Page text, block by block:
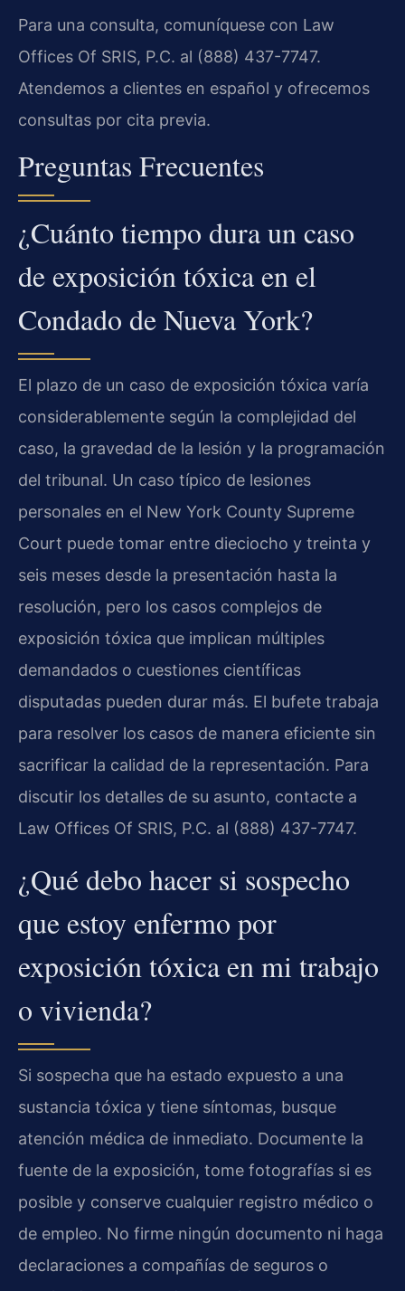
Para una consulta, comuníquese con Law
Offices Of SRIS, P.C. al (888) 437-7747.
Atendemos a clientes en español y ofrecemos
consultas por cita previa.
Preguntas Frecuentes
¿Cuánto tiempo dura un caso
de exposición tóxica en el
Condado de Nueva York?
El plazo de un caso de exposición tóxica varía
considerablemente según la complejidad del
caso, la gravedad de la lesión y la programación
del tribunal. Un caso típico de lesiones
personales en el New York County Supreme
Court puede tomar entre dieciocho y treinta y
seis meses desde la presentación hasta la
resolución, pero los casos complejos de
exposición tóxica que implican múltiples
demandados o cuestiones científicas
disputadas pueden durar más. El bufete trabaja
para resolver los casos de manera eficiente sin
sacrificar la calidad de la representación. Para
discutir los detalles de su asunto, contacte a
Law Offices Of SRIS, P.C. al (888) 437-7747.
¿Qué debo hacer si sospecho
que estoy enfermo por
exposición tóxica en mi trabajo
o vivienda?
Si sospecha que ha estado expuesto a una
sustancia tóxica y tiene síntomas, busque
atención médica de inmediato. Documente la
fuente de la exposición, tome fotografías si es
posible y conserve cualquier registro médico o
de empleo. No firme ningún documento ni haga
declaraciones a compañías de seguros o